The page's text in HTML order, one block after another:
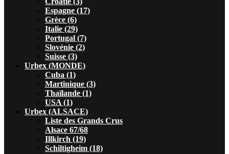
Espagne (17)
Grèce (6)
Italie (29)
Portugal (7)
Slovénie (2)
Suisse (3)
Urbex (MONDE)
Cuba (1)
Martinique (3)
Thaïlande (1)
USA (1)
Urbex (ALSACE)
Liste des Grands Crus
Alsace 67/68
Illkirch (19)
Schiltigheim (18)